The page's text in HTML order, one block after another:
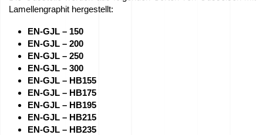
Produkte
Arbeit
–
Bewerben
Sie
Lamellengraphit hergestellt:
EN-GJL – 150
EN-GJL – 200
EN-GJL – 250
EN-GJL – 300
EN-GJL – HB155
EN-GJL – HB175
EN-GJL – HB195
EN-GJL – HB215
EN-GJL – HB235